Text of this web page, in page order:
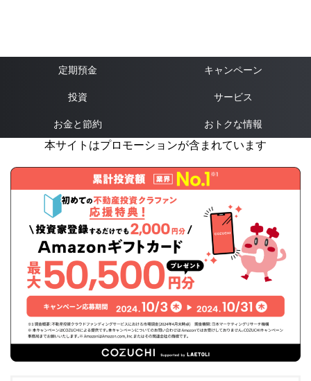
定期預金 キャンペーン
投資 サービス
お金と節約 おトクな情報
本サイトはプロモーションが含まれています